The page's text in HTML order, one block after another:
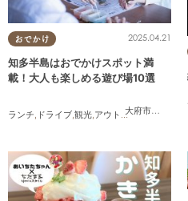
おでかけ
大府市東浦町
2025.04.21
知多半島はおでかけスポット満
載！大人も楽しめる遊び場10選
ランチ, ドライブ,観光,アウトドア , 親子, カッ